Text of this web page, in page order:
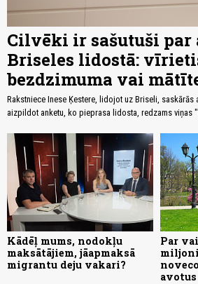
Cilvēki ir sašutuši par
Briseles lidostā:
bezdzimuma vai
Rakstniece Inese Ķestere, lidojot uz Briseli,
aizpildot anketu, ko pieprasa lidosta, redzams viņas
Kādēļ mums, nodokļu
maksātājiem, jāapmaksā
migrantu deju vakari?
Par
avotus